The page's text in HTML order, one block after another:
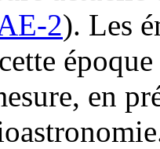
2). Les
en